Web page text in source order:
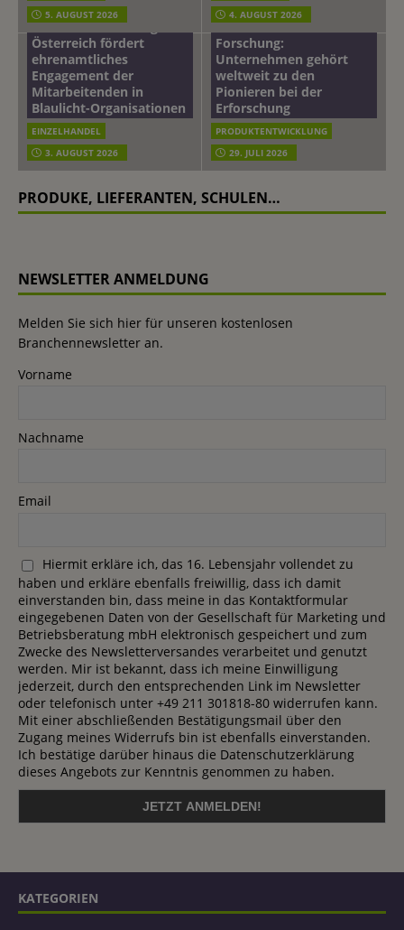
5. AUGUST 2026
4. AUGUST 2026
mehr vom leben tag: dm
Österreich fördert
ehrenamtliches
Engagement der
Mitarbeitenden in
Blaulicht-Organisationen
EINZELHANDEL
3. AUGUST 2026
Beiersdorf
Hautmikrobiom-
Forschung:
Unternehmen gehört
weltweit zu den
Pionieren bei der
Erforschung
PRODUKTENTWICKLUNG
29. JULI 2026
PRODUKE, LIEFERANTEN, SCHULEN…
NEWSLETTER ANMELDUNG
Melden Sie sich hier für unseren kostenlosen
Branchennewsletter an.
Vorname
Nachname
Email
Hiermit erkläre ich, das 16. Lebensjahr vollendet zu
haben und erkläre ebenfalls freiwillig, dass ich damit
einverstanden bin, dass meine in das Kontaktformular
eingegebenen Daten von der Gesellschaft für Marketing und
Betriebsberatung mbH elektronisch gespeichert und zum
Zwecke des Newsletterversandes verarbeitet und genutzt
werden. Mir ist bekannt, dass ich meine Einwilligung
jederzeit, durch den entsprechenden Link im Newsletter
oder telefonisch unter +49 211 301818-80 widerrufen kann.
Mit einer abschließenden Bestätigungsmail über den
Zugang meines Widerrufs bin ist ebenfalls einverstanden.
Ich bestätige darüber hinaus die Datenschutzerklärung
dieses Angebots zur Kenntnis genommen zu haben.
KATEGORIEN